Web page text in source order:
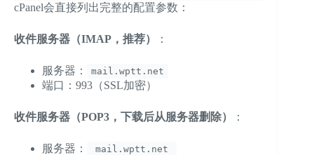
cPanel会直接列出完整的配置参数：
收件服务器（IMAP，推荐） ：
服务器： mail.wptt.net
端口：993（SSL加密）
收件服务器（POP3，下载后从服务器删除） ：
服务器： mail.wptt.net